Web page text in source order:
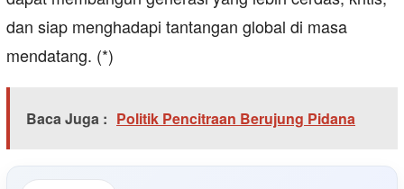
dan siap menghadapi tantangan global di masa
mendatang. (*)
Baca Juga : Politik Pencitraan Berujung Pidana